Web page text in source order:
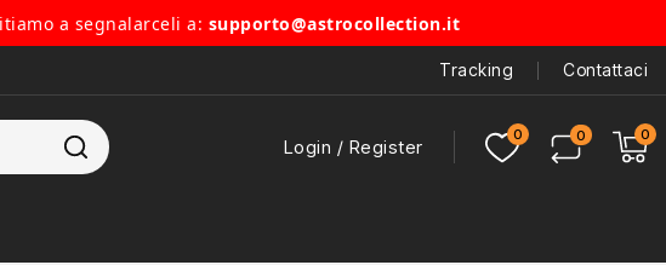
a segnalarceli a: supporto@astrocollection.it
Tracking Contattaci
Login / Register